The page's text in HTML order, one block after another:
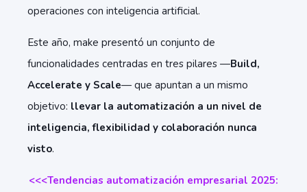
operaciones con inteligencia artificial.
Este año, make presentó un conjunto de
funcionalidades centradas en tres pilares —Build,
Accelerate y Scale— que apuntan a un mismo
objetivo: llevar la automatización a un nivel de
inteligencia, flexibilidad y colaboración nunca
visto.
<<<Tendencias automatización empresarial 2025: